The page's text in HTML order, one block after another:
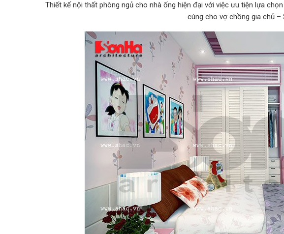
Thiết kế nội thất phòng ngủ cho nhà ống hiện đại với việc ưu tiện lựa
cúng cho vợ chồng gia chủ –